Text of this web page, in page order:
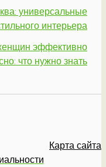
универсальные
интерьера
эффективно
что нужно знать
Карта сайта